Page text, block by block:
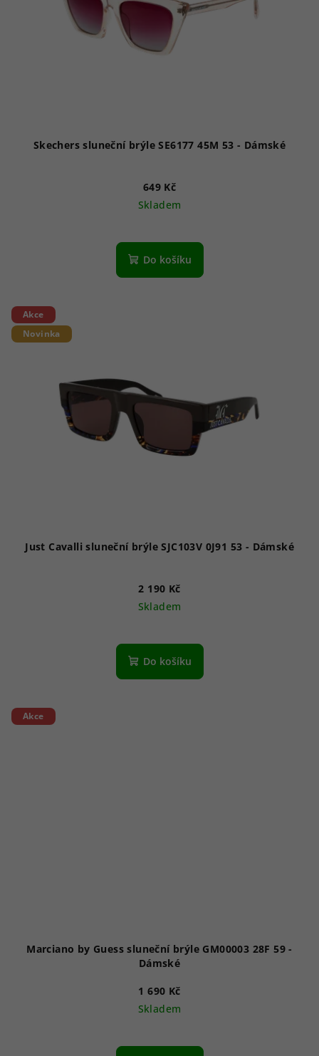
Skechers sluneční brýle SE6177 45M 53 - Dámské
649 Kč
Skladem
Do košíku
Akce
Novinka
Just Cavalli sluneční brýle SJC103V 0J91 53 - Dámské
2 190 Kč
Skladem
Do košíku
Akce
Marciano by Guess sluneční brýle GM00003 28F 59 -
Dámské
1 690 Kč
Skladem